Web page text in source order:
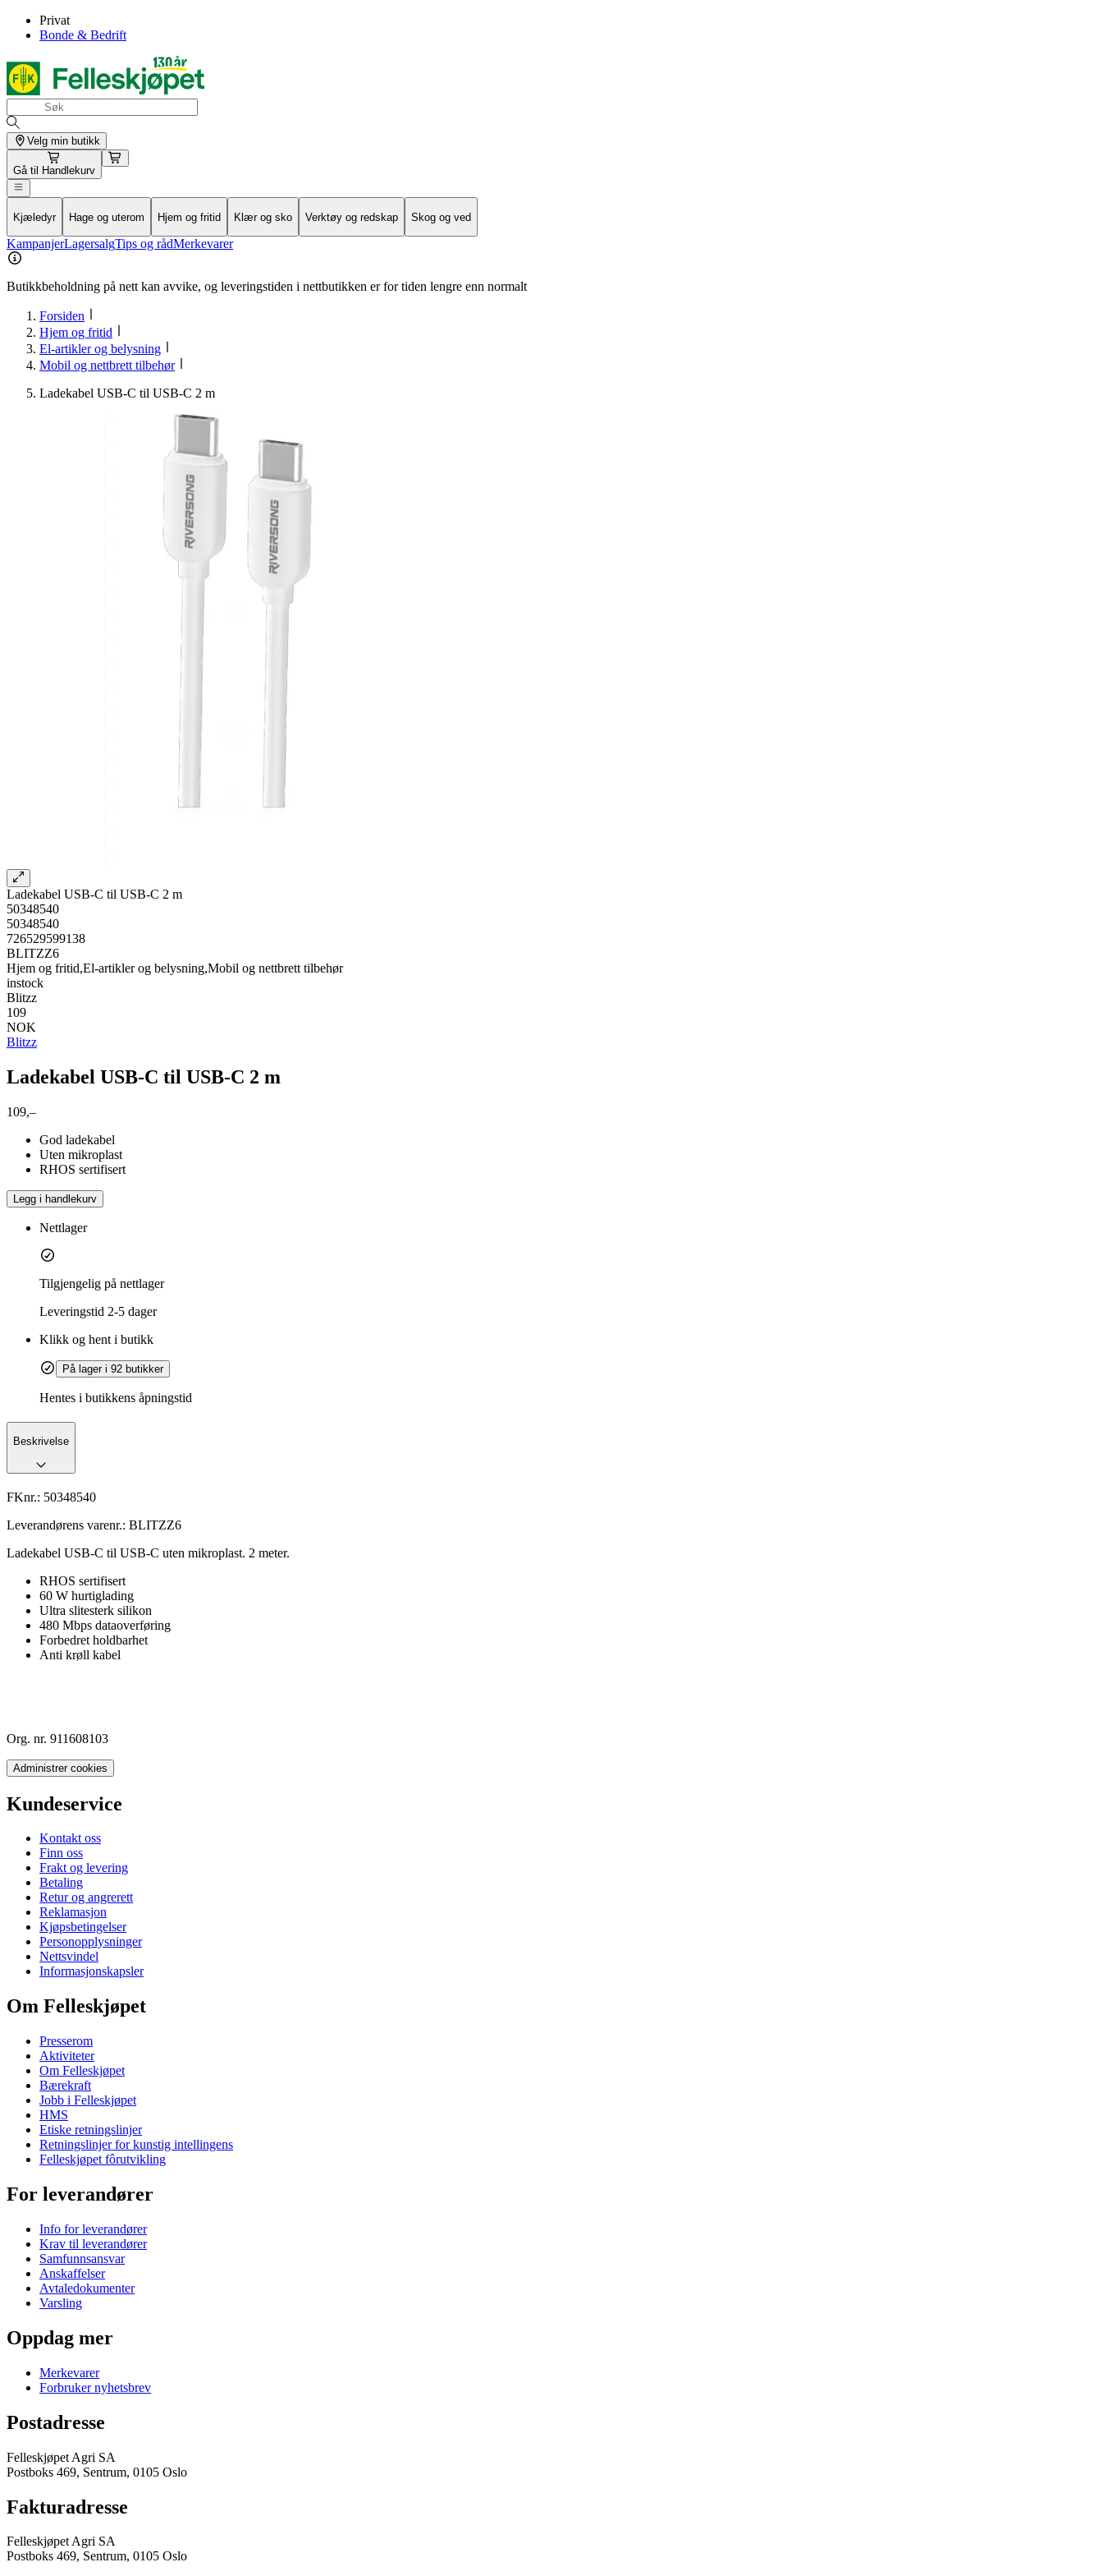
Privat
Bonde & Bedrift
Velg min butikk
Gå til Handlekurv
Kjæledyr Hage og uterom Hjem og fritid Klær og sko Verktøy og redskap Skog og ved
KampanjerLagersalgTips og rådMerkevarer
Butikkbeholdning på nett kan avvike, og leveringstiden i nettbutikken er for tiden lengre enn normalt
Forsiden
Hjem og fritid
El-artikler og belysning
Mobil og nettbrett tilbehør
Ladekabel USB-C til USB-C 2 m
Ladekabel USB-C til USB-C 2 m
50348540
50348540
726529599138
BLITZZ6
Hjem og fritid,El-artikler og belysning,Mobil og nettbrett tilbehør
instock
Blitzz
109
NOK
Blitzz
Ladekabel USB-C til USB-C 2 m
109,–
God ladekabel
Uten mikroplast
RHOS sertifisert
Legg i handlekurv
Nettlager
Tilgjengelig på nettlager
Leveringstid 2-5 dager
Klikk og hent i butikk
På lager i 92 butikker
Hentes i butikkens åpningstid
Beskrivelse
FKnr.: 50348540
Leverandørens varenr.: BLITZZ6
Ladekabel USB-C til USB-C uten mikroplast. 2 meter.
RHOS sertifisert
60 W hurtiglading
Ultra slitesterk silikon
480 Mbps dataoverføring
Forbedret holdbarhet
Anti krøll kabel
Org. nr. 911608103
Administrer cookies
Kundeservice
Kontakt oss
Finn oss
Frakt og levering
Betaling
Retur og angrerett
Reklamasjon
Kjøpsbetingelser
Personopplysninger
Nettsvindel
Informasjonskapsler
Om Felleskjøpet
Presserom
Aktiviteter
Om Felleskjøpet
Bærekraft
Jobb i Felleskjøpet
HMS
Etiske retningslinjer
Retningslinjer for kunstig intellingens
Felleskjøpet fôrutvikling
For leverandører
Info for leverandører
Krav til leverandører
Samfunnsansvar
Anskaffelser
Avtaledokumenter
Varsling
Oppdag mer
Merkevarer
Forbruker nyhetsbrev
Postadresse
Felleskjøpet Agri SA
Postboks 469, Sentrum, 0105 Oslo
Fakturadresse
Felleskjøpet Agri SA
Postboks 469, Sentrum, 0105 Oslo